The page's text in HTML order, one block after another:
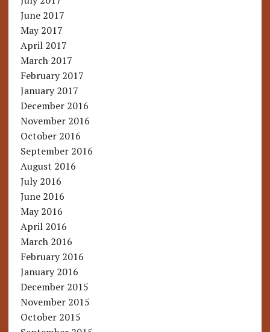
June 2017
May 2017
April 2017
March 2017
February 2017
January 2017
December 2016
November 2016
October 2016
September 2016
August 2016
July 2016
June 2016
May 2016
April 2016
March 2016
February 2016
January 2016
December 2015
November 2015
October 2015